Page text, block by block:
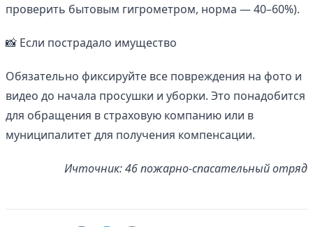
проверить бытовым гигрометром, норма — 40–60%).
📸 Если пострадало имущество
Обязательно фиксируйте все повреждения на фото и
видео до начала просушки и уборки. Это понадобится
для обращения в страховую компанию или в
муниципалитет для получения компенсации.
Ичточник: 46 пожарно-спасательный отряд